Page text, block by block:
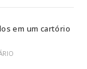
em um cartório